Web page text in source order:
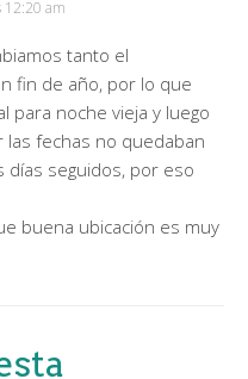
12:20 am
tanto el
fin de año, por lo que
para noche vieja y luego
las fechas no quedaban
días seguidos, por eso
buena ubicación es muy